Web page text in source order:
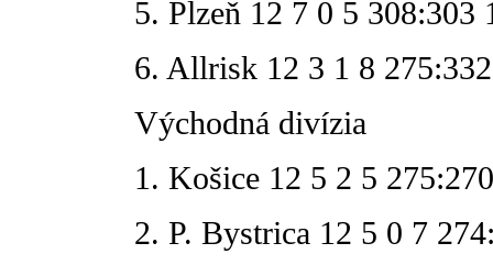
5. Plzeň 12 7 0 5 308:303
6. Allrisk 12 3 1 8
Východná divízia
1. Košice 12 5 2 5
2. P. Bystrica 12 5 0 7